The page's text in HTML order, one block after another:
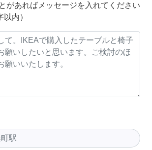
があればメッセージを入れてください
以内）